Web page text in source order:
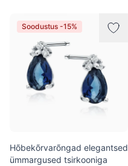
Soodustus -15%
Hõbekõrvarõngad elegantsed
ümmargused tsirkooniga